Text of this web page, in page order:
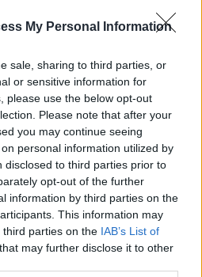
My Personal Information
sale, sharing to third parties, or
or sensitive information for
please use the below opt-out
Please note that after your
you may continue seeing
personal information utilized by
disclosed to third parties prior to
opt-out of the further
information by third parties on the
This information may
parties on the IAB’s List of
that may further disclose it to other
Lilla egyetemi hallgató
szerepét, Don Carlost
Színház) fogja játszani
A hülyéje című népszerű –
Fehér Balázs Benő által
mellett több
is találkozhat
már ismert
pl. Ullmann Mónika,
Sára, Tóth Szilvia Lilla,
Renáta, László Lili,
Péter és Fehér András.
aLeenane szépe–